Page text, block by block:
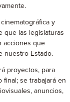
y
que las legislaturas
acciones que
nuestro Estado.
proyectos, para
final; se trabajará en
anuncios,